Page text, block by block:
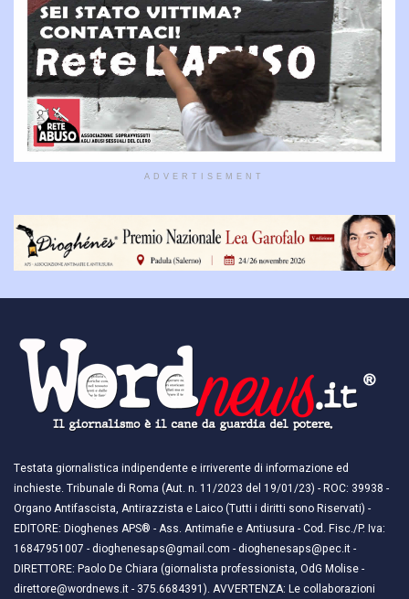
ADVERTISEMENT
Testata giornalistica indipendente e irriverente di informazione ed
inchieste. Tribunale di Roma (Aut. n. 11/2023 del 19/01/23) - ROC: 39938 -
Organo Antifascista, Antirazzista e Laico (Tutti i diritti sono Riservati) -
EDITORE: Dioghenes APS® - Ass. Antimafie e Antiusura - Cod. Fisc./P. Iva:
16847951007 - dioghenesaps@gmail.com - dioghenesaps@pec.it - ​​
DIRETTORE: Paolo De Chiara (giornalista professionista, OdG Molise -
direttore@wordnews.it - ​​375.6684391). AVVERTENZA: Le collaborazioni